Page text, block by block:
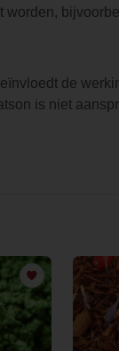
de
is niet